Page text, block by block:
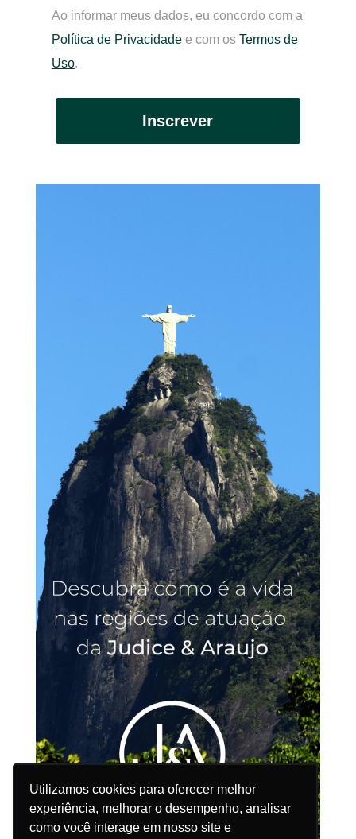
Utilizamos cookies para oferecer melhor
experiência, melhorar o desempenho, analisar
como você interage em nosso site e
Utilizamos cookies para oferecer melhor
experiência, melhorar o desempenho, analisar
como você interage em nosso site e
Ao informar meus dados, eu concordo com a
Política de Privacidadee com os Termos de
Uso.
Inscrever